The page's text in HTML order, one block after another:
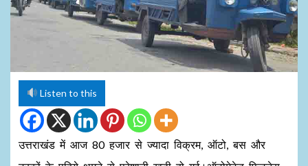
Listen to this
उत्तराखंड में आज 80 हजार से ज्यादा विक्रम, ऑटो, बस और